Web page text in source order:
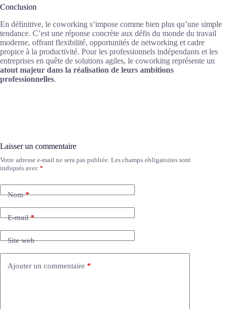
Conclusion
En définitive, le coworking s’impose comme bien plus qu’une simple
tendance. C’est une réponse concrète aux défis du monde du travail
moderne, offrant flexibilité, opportunités de networking et cadre
propice à la productivité. Pour les professionnels indépendants et les
entreprises en quête de solutions agiles, le coworking représente un
atout majeur dans la réalisation de leurs ambitions
professionnelles.
Laisser un commentaire
Votre adresse e-mail ne sera pas publiée. Les champs obligatoires sont
indiqués avec *
Nom*
E-mail*
Site web
Ajouter un commentaire *
A
l
r
n
v
e